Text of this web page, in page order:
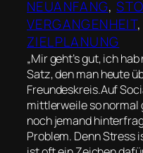
NEUANFANG,
VERGANGENHEIT,
ZIELPLANUNG
„Mir geht’s gut, ich
Satz, den man heute
Freundeskreis.Auf
mittlerweile so normal
noch jemand
Problem. Denn Stress